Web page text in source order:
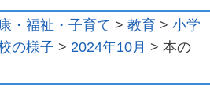
・福祉・子育て > 教育 > 小学
の様子 > 2024年10月 > 本の